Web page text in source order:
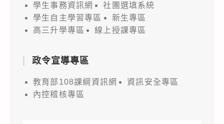
學生事務資訊網
社團選填系統
學生自主學習專區
新生專區
高三升學專區
線上授課專區
政令宣導專區
教育部108課綱資訊網
資訊安全專區
內控稽核專區